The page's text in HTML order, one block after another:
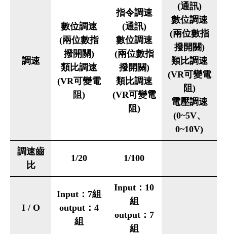
調速
數位調速
(兩位數指
撥開關)
類比調速
(VR可變電
阻)
指令調速
(通訊)
數位調速
(兩位數指
撥開關)
類比調速
(VR可變電
阻)
(通訊)
數位調速
(兩位數指
撥開關)
類比調速
(VR可變電
阻)
電壓調速
(0~5V、
0~10V)
調速齒
比
1/20 1/100
I / O
Input：7組
output：4
組
Input：10
組
output：7
組